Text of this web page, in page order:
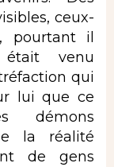
ceux-
pourtant il
était venu
qui
lui que ce
démons
la réalité
de gens